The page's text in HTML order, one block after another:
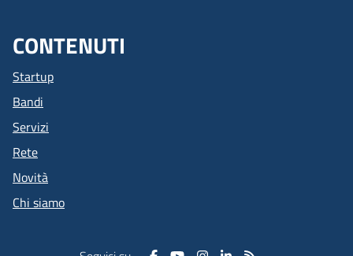
CONTENUTI
Startup
Bandi
Servizi
Rete
Novità
Chi siamo